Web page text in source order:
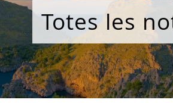
Totes les